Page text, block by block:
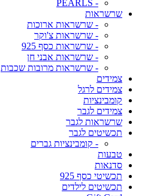
- PEARLS
שרשראות
- שרשראות ארוכות
- שרשראות צ'וקר
- שרשראות כסף 925
- שרשראות אבני חן
- שרשראות מרובות שכבות
צמידים
צמידים לרגל
קומבינציות
צמידים לגבר
שרשראות לגבר
תכשיטים לגבר
- קומבינציות גברים
טבעות
סדנאות
תכשיטי כסף 925
תכשיטים לילדים